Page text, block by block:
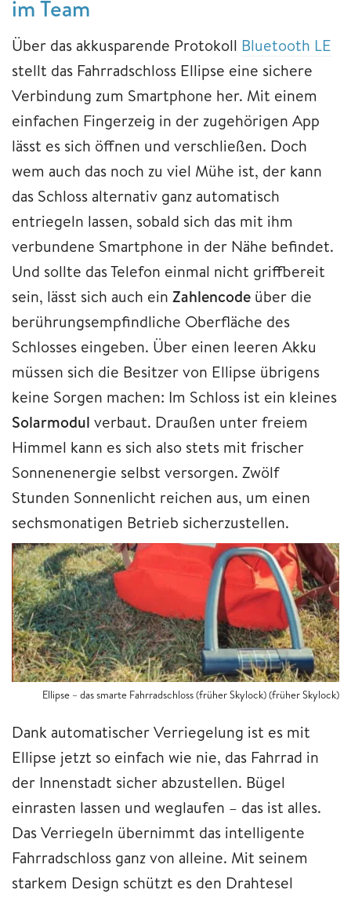
im Team
Über das akkusparende Protokoll Bluetooth LE
stellt das Fahrradschloss Ellipse eine sichere
Verbindung zum Smartphone her. Mit einem
einfachen Fingerzeig in der zugehörigen App
lässt es sich öffnen und verschließen. Doch
wem auch das noch zu viel Mühe ist, der kann
das Schloss alternativ ganz automatisch
entriegeln lassen, sobald sich das mit ihm
verbundene Smartphone in der Nähe befindet.
Und sollte das Telefon einmal nicht griffbereit
sein, lässt sich auch ein Zahlencode über die
berührungsempfindliche Oberfläche des
Schlosses eingeben. Über einen leeren Akku
müssen sich die Besitzer von Ellipse übrigens
keine Sorgen machen: Im Schloss ist ein kleines
Solarmodul verbaut. Draußen unter freiem
Himmel kann es sich also stets mit frischer
Sonnenenergie selbst versorgen. Zwölf
Stunden Sonnenlicht reichen aus, um einen
sechsmonatigen Betrieb sicherzustellen.
Ellipse – das smarte Fahrradschloss (früher Skylock) (früher Skylock)
Dank automatischer Verriegelung ist es mit
Ellipse jetzt so einfach wie nie, das Fahrrad in
der Innenstadt sicher abzustellen. Bügel
einrasten lassen und weglaufen – das ist alles.
Das Verriegeln übernimmt das intelligente
Fahrradschloss ganz von alleine. Mit seinem
starkem Design schützt es den Drahtesel